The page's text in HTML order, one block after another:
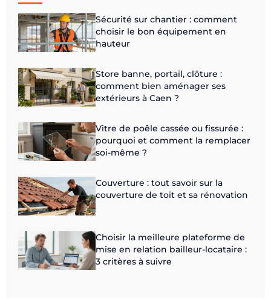
Sécurité sur chantier : comment
choisir le bon équipement en
hauteur
Store banne, portail, clôture :
comment bien aménager ses
extérieurs à Caen ?
Vitre de poêle cassée ou fissurée :
pourquoi et comment la remplacer
soi-même ?
Couverture : tout savoir sur la
couverture de toit et sa rénovation
Choisir la meilleure plateforme de
mise en relation bailleur-locataire :
3 critères à suivre